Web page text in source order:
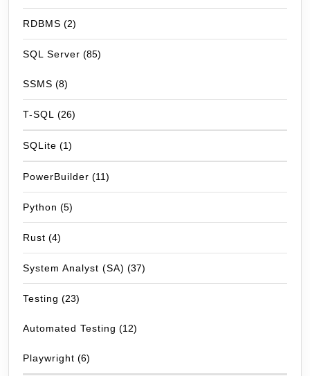
RDBMS (2)
SQL Server (85)
SSMS (8)
T-SQL (26)
SQLite (1)
PowerBuilder (11)
Python (5)
Rust (4)
System Analyst (SA) (37)
Testing (23)
Automated Testing (12)
Playwright (6)